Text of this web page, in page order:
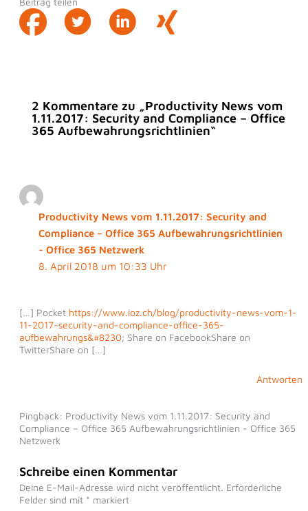
2 Kommentare zu „Productivity News vom
1.11.2017: Security and Compliance – Office
365 Aufbewahrungsrichtlinien“
Productivity News vom 1.11.2017: Security and
Compliance – Office 365 Aufbewahrungsrichtlinien
- Office 365 Netzwerk
8. April 2018 um 10:33 Uhr
[…] Pocket https://www.ioz.ch/blog/productivity-news-vom-1-
11-2017-security-and-compliance-office-365-
aufbewahrungs&#8230; Share on FacebookShare on
TwitterShare on […]
Antworten
Pingback: Productivity News vom 1.11.2017: Security and
Compliance – Office 365 Aufbewahrungsrichtlinien - Office 365
Netzwerk
Schreibe einen Kommentar
Deine E-Mail-Adresse wird nicht veröffentlicht. Erforderliche
Felder sind mit * markiert